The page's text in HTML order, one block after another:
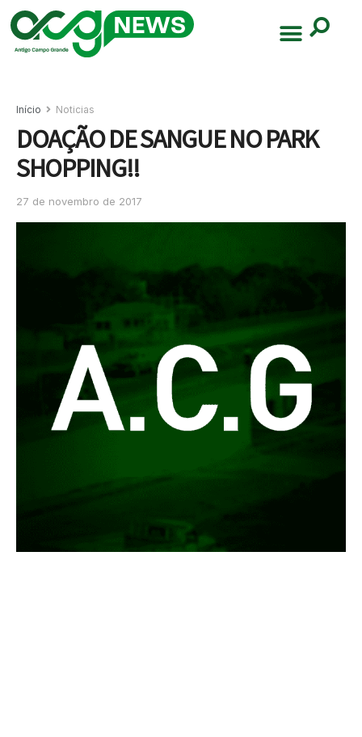
Início Noticias
DOAÇÃO DE SANGUE NO PARK
SHOPPING!!
27 de novembro de 2017